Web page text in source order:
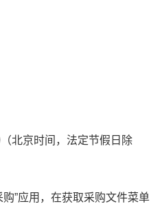
（北京时间，法定节假日除
”应用，在获取采购文件菜单